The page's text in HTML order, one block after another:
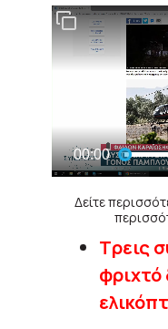
Δείτε
Τρεις
φριχτό